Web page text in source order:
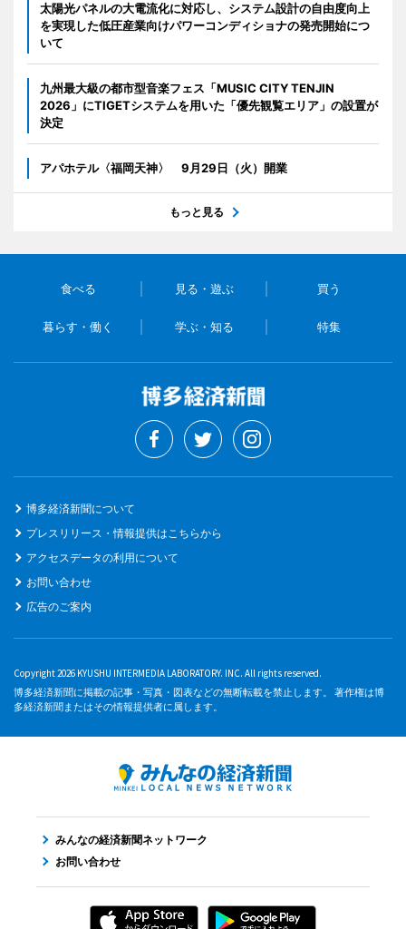
太陽光パネルの大電流化に対応し、システム設計の自由度向上
を実現した低圧産業向けパワーコンディショナの発売開始につ
いて
九州最大級の都市型音楽フェス「MUSIC CITY TENJIN
2026」にTIGETシステムを用いた「優先観覧エリア」の設置が
決定
アパホテル〈福岡天神〉 9月29日（火）開業
もっと見る
食べる 見る・遊ぶ 買う
暮らす・働く 学ぶ・知る 特集
博多経済新聞について
プレスリリース・情報提供はこちらから
アクセスデータの利用について
お問い合わせ
広告のご案内
Copyright 2026 KYUSHU INTERMEDIA LABORATORY. INC. All rights reserved.
博多経済新聞に掲載の記事・写真・図表などの無断転載を禁止します。 著作権は博
多経済新聞またはその情報提供者に属します。
みんなの経済新聞ネットワーク
お問い合わせ